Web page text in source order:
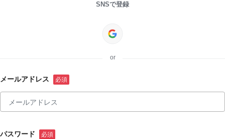
SNSで登録
or
メールアドレス
パスワード